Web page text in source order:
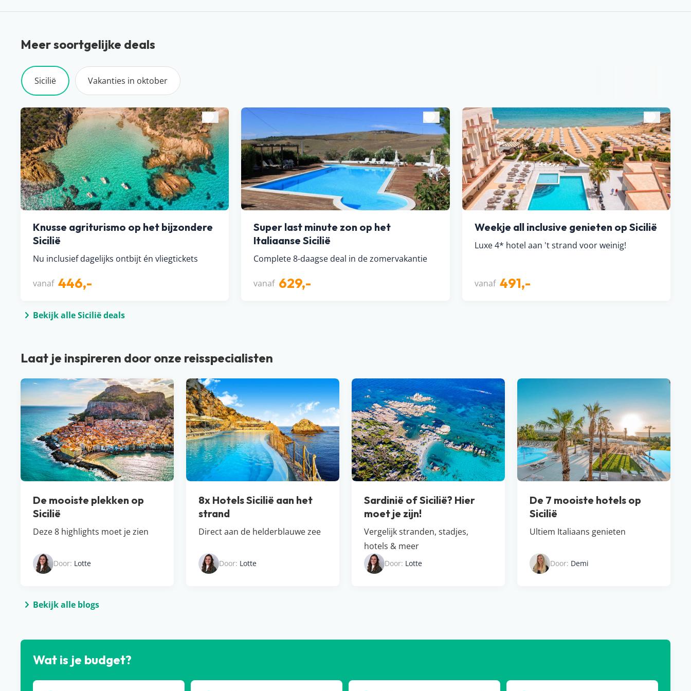
Meer soortgelijke deals
Sicilië Vakanties in oktober
Knusse agriturismo op het bijzondere
Sicilië
Nu inclusief dagelijks ontbijt én vliegtickets
vanaf 446,-
Super last minute zon op het
Italiaanse Sicilië
Complete 8-daagse deal in de zomervakantie
vanaf 629,-
Weekje all inclusive genieten op Sicilië
Luxe 4* hotel aan 't strand voor weinig!
vanaf 491,-
Bekijk alle Sicilië deals
Laat je inspireren door onze reisspecialisten
De mooiste plekken op
Sicilië
Deze 8 highlights moet je zien
Door: Lotte
8x Hotels Sicilië aan het
strand
Direct aan de helderblauwe zee
Door: Lotte
Sardinië of Sicilië? Hier
moet je zijn!
Vergelijk stranden, stadjes,
hotels & meer
Door: Lotte
De 7 mooiste hotels op
Sicilië
Ultiem Italiaans genieten
Door: Demi
Bekijk alle blogs
Wat is je budget?